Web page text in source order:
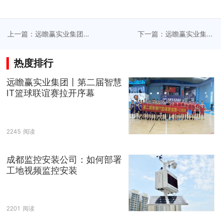
上一篇：远瞻赢实业集团
程
下一篇：远瞻赢实业集团
热度排行
远瞻赢实业集团丨第二届智慧
IT篮球联谊赛拉开序幕
2245 阅读
成都监控安装公司：如何部署
工地视频监控安装
2201 阅读